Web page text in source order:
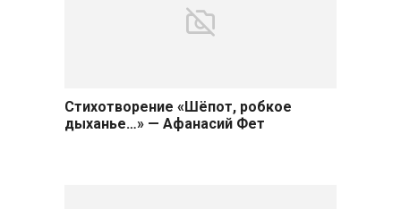
Стихотворение «Шёпот, робкое
дыханье…» — Афанасий Фет